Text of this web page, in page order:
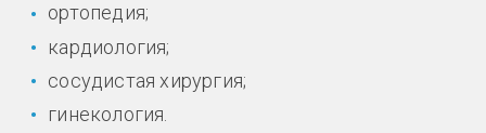
ортопедия;
кардиология;
сосудистая хирургия;
гинекология.